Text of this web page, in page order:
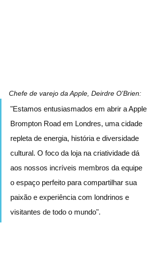
Chefe de varejo da Apple, Deirdre O'Brien:
"Estamos entusiasmados em abrir a Apple
Brompton Road em Londres, uma cidade
repleta de energia, história e diversidade
cultural. O foco da loja na criatividade dá
aos nossos incríveis membros da equipe
o espaço perfeito para compartilhar sua
paixão e experiência com londrinos e
visitantes de todo o mundo".